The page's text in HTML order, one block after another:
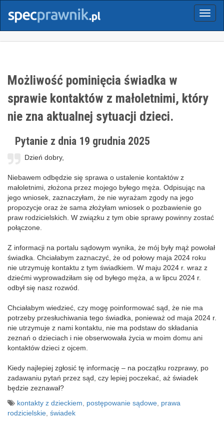
Menu
Możliwość pominięcia świadka w
sprawie kontaktów z małoletnimi, który
nie zna aktualnej sytuacji dzieci.
Pytanie z dnia 19 grudnia 2025
Dzień dobry,
Niebawem odbędzie się sprawa o ustalenie kontaktów z
małoletnimi, złożona przez mojego byłego męża. Odpisując na
jego wniosek, zaznaczyłam, że nie wyrażam zgody na jego
propozycje oraz że sama złożyłam wniosek o pozbawienie go
praw rodzicielskich. W związku z tym obie sprawy powinny zostać
połączone.
Z informacji na portalu sądowym wynika, że mój były mąż powołał
świadka. Chciałabym zaznaczyć, że od połowy maja 2024 roku
nie utrzymuję kontaktu z tym świadkiem. W maju 2024 r. wraz z
dziećmi wyprowadziłam się od byłego męża, a w lipcu 2024 r.
odbył się nasz rozwód.
Chciałabym wiedzieć, czy mogę poinformować sąd, że nie ma
potrzeby przesłuchiwania tego świadka, ponieważ od maja 2024 r.
nie utrzymuje z nami kontaktu, nie ma podstaw do składania
zeznań o dzieciach i nie obserwowała życia w moim domu ani
kontaktów dzieci z ojcem.
Kiedy najlepiej zgłosić tę informację – na początku rozprawy, po
zadawaniu pytań przez sąd, czy lepiej poczekać, aż świadek
będzie zeznawał?
kontakty z dzieckiem
postępowanie sądowe prawa
rodzicielskie świadek